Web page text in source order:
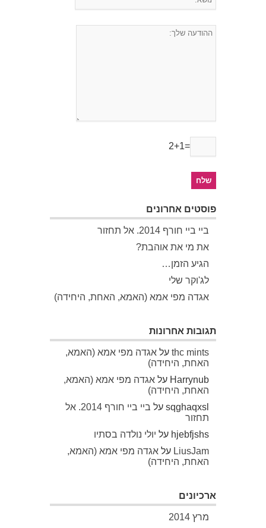
2+1=
פוסטים אחרונים
ביי ביי חורף 2014. אל תחזור
את מי את אוהבת?
הגיע הזמן…
לג'וקר שלי
אגדה מפי אמא (האמא, האחת, היחידה)
תגובות אחרונות
thc mints על אגדה מפי אמא (האמא,
האחת, היחידה)
Harrynub על אגדה מפי אמא (האמא,
האחת, היחידה)
sqghaqxsl על
ביי ביי חורף 2014. אל
תחזור
hjebfjshs על יולי נולדה בסתיו
LiusJam על אגדה מפי אמא (האמא,
האחת, היחידה)
ארכיונים
מרץ 2014